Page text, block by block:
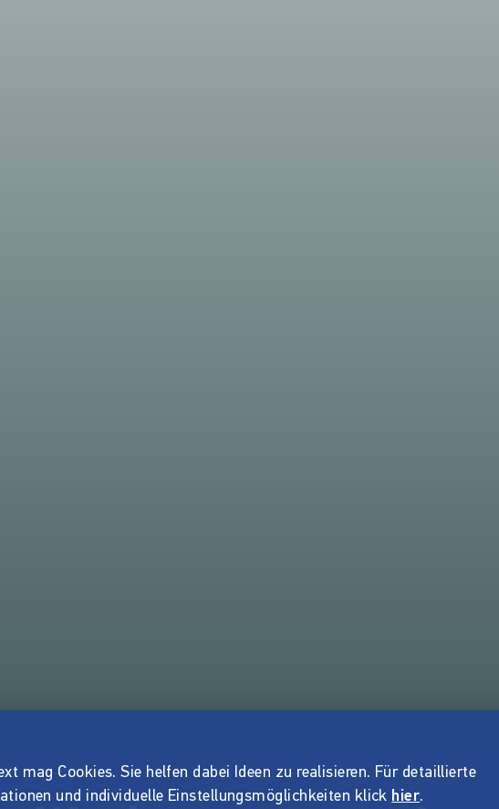
mag Cookies. Sie helfen dabei Ideen zu realisieren. Für detaillierte
und individuelle Einstellungsmöglichkeiten klick hier.